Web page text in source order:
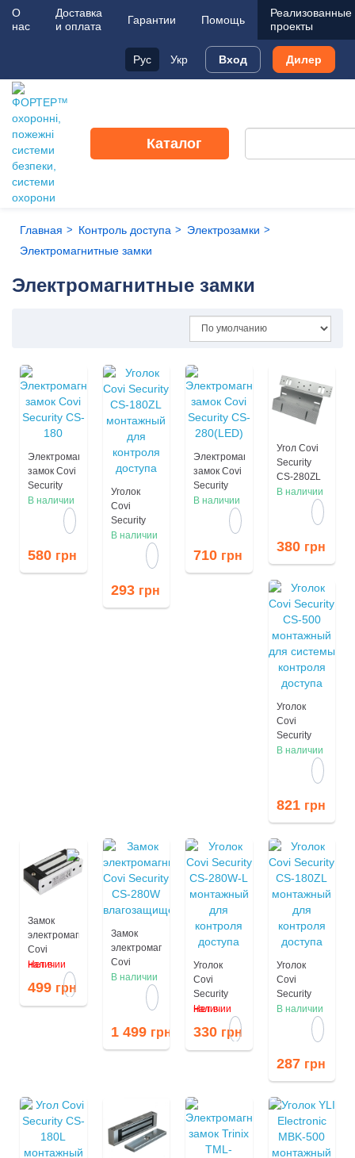
О
нас
Доставка
и оплата
Гарантии Помощь
Реализованные
проекты
Рус Укр Вход Дилер
Каталог
Главная Контроль доступа
Электрозамки
Электромагнитные замки
Электромагнитные замки
Электромагнитный
замок Covi
Security
CS-180
В наличии
580 грн
Уголок
Covi
Security
CS-180ZL
монтажный
доступа
В наличии
293 грн
Электромагнитный
замок Covi
Security
CS-
280(LED)
В наличии
710 грн
Угол Covi
Security
CS-280ZL
(LED)
монтажный
контроля
доступа
В наличии
380 грн
Уголок
Covi
Security
CS-500
монтажный
контроля
доступа
В наличии
821 грн
Замок
электромагнитный
Covi
Security
Нет в наличии
499 грн
Замок
электромагнитный
Covi
Security
CS-280W
влагозащищенный
В наличии
1 499 грн
Уголок
Covi
Security
CS-280W-L
монтажный
для
контроля
Нет в наличии
330 грн
Уголок
Covi
Security
CS-180ZL
монтажный
доступа
В наличии
287 грн